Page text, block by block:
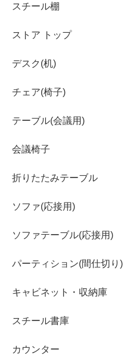
スチール棚
ストア トップ
デスク(机)
チェア(椅子)
テーブル(会議用)
会議椅子
折りたたみテーブル
ソファ(応接用)
ソファテーブル(応接用)
パーティション(間仕切り)
キャビネット・収納庫
スチール書庫
カウンター